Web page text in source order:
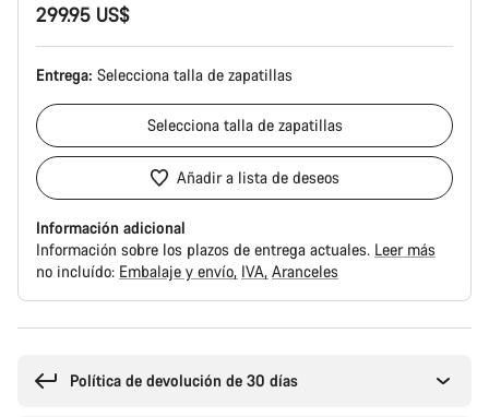
299.95 US$
Entrega: Selecciona talla de zapatillas
Selecciona talla de zapatillas
Añadir a lista de deseos
Información adicional
Información sobre los plazos de entrega actuales. Leer más
no incluído: Embalaje y envío IVA Aranceles
compra
Política de devolución de 30 días